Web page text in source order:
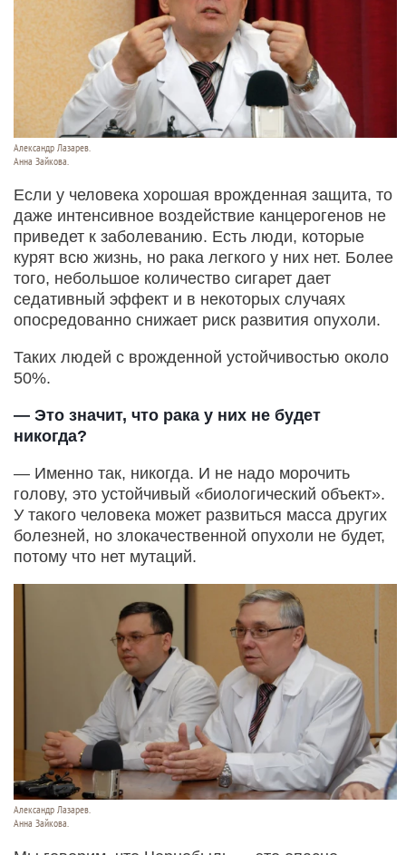
Александр Лазарев.
Анна Зайкова.
Если у человека хорошая врожденная защита, то
даже интенсивное воздействие канцерогенов не
приведет к заболеванию. Есть люди, которые
курят всю жизнь, но рака легкого у них нет. Более
того, небольшое количество сигарет дает
седативный эффект и в некоторых случаях
опосредованно снижает риск развития опухоли.
Таких людей с врожденной устойчивостью около
50%.
— Это значит, что рака у них не будет
никогда?
— Именно так, никогда. И не надо морочить
голову, это устойчивый «биологический объект».
У такого человека может развиться масса других
болезней, но злокачественной опухоли не будет,
потому что нет мутаций.
Александр Лазарев.
Анна Зайкова.